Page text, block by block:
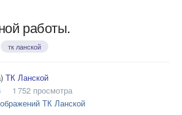
работы.
тк ланской
ТК Ланской
1 752 просмотра
ТК Ланской